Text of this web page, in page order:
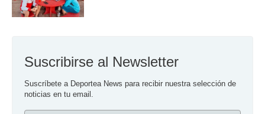
Suscribirse al Newsletter
Suscríbete a Deportea News para recibir nuestra selección de
noticias en tu email.